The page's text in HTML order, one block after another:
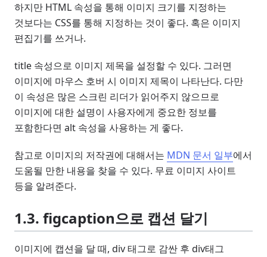
하지만 HTML 속성을 통해 이미지 크기를 지정하는
것보다는 CSS를 통해 지정하는 것이 좋다. 혹은 이미지
편집기를 쓰거나.
title 속성으로 이미지 제목을 설정할 수 있다. 그러면
이미지에 마우스 호버 시 이미지 제목이 나타난다. 다만
이 속성은 많은 스크린 리더가 읽어주지 않으므로
이미지에 대한 설명이 사용자에게 중요한 정보를
포함한다면 alt 속성을 사용하는 게 좋다.
참고로 이미지의 저작권에 대해서는 MDN 문서 일부에서
도움될 만한 내용을 찾을 수 있다. 무료 이미지 사이트
등을 알려준다.
1.3. figcaption으로 캡션 달기
이미지에 캡션을 달 때, div 태그로 감싼 후 div태그